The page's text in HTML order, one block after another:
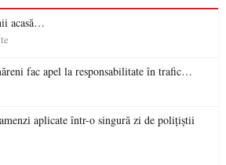
acasă…
Polițiștii sătmăreni fac apel la responsabilitate în trafic…
aplicate într-o singură zi de polițiștii